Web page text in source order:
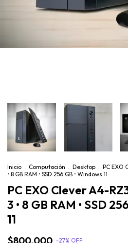
Inicio . Computación . Desktop . PC EXO
• 8 GB RAM • SSD 256 GB • Windows 11
PC EXO Clever A4-
3 • 8 GB RAM • SSD
11
$800.000 -27% OFF